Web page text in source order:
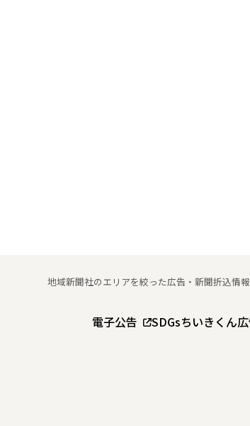
地域新聞社のエリアを絞った広告・新聞折込情
電子公告 SDGsちいきくん